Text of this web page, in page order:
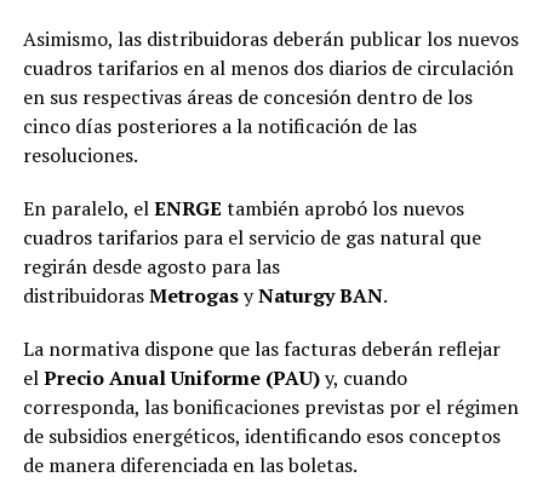
Asimismo, las distribuidoras deberán publicar los nuevos
cuadros tarifarios en al menos dos diarios de circulación
en sus respectivas áreas de concesión dentro de los
cinco días posteriores a la notificación de las
resoluciones.
En paralelo, elENRGE también aprobó los nuevos
cuadros tarifarios para el servicio de gas natural que
regirán desde agosto para las
distribuidorasMetrogasyNaturgy BAN.
La normativa dispone que las facturas deberán reflejar
elPrecio Anual Uniforme (PAU)y, cuando
corresponda, las bonificaciones previstas por el régimen
de subsidios energéticos, identificando esos conceptos
de manera diferenciada en las boletas.